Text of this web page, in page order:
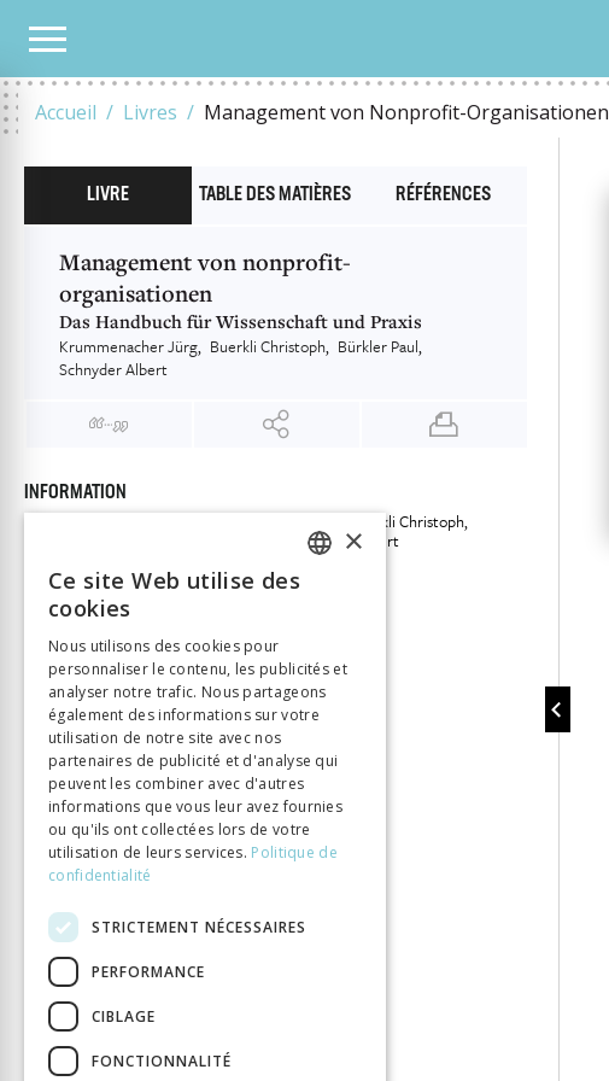
Accueil Livres Management von Nonprofit-Organisationen
NOTRE CATALOGUE
LIVRE TABLE DES MATIÈRES RÉFÉRENCES
Management von nonprofit-
organisationen
Das Handbuch für Wissenschaft und Praxis
Krummenacher Jürg Buerkli Christoph Bürkler Paul
Schnyder Albert
INFORMATION
Buerkli Christoph
Schnyder Albert
Éditeur
Seismo Verlag
ISBN
Langue
Deutsch
Nombre de pages
419
Parution
20 déc. 2018
ITALIAN
×
Ce site Web utilise des
cookies
Nous utilisons des cookies pour
personnaliser le contenu, les publicités et
analyser notre trafic. Nous partageons
également des informations sur votre
utilisation de notre site avec nos
partenaires de publicité et d'analyse qui
peuvent les combiner avec d'autres
informations que vous leur avez fournies
ou qu'ils ont collectées lors de votre
utilisation de leurs services. Politique de
confidentialité
STRICTEMENT NÉCESSAIRES
PERFORMANCE
CIBLAGE
FONCTIONNALITÉ